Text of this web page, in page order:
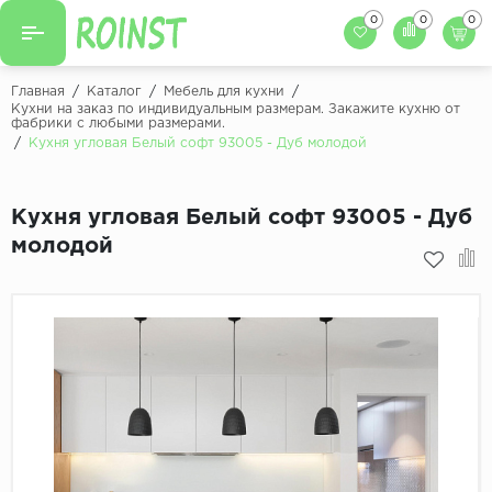
Назад
Кухни на заказ
Кухонный фартук
Мойки для кухни
Декоры столешниц
0 0 0
Главная / Каталог / Мебель для кухни
/
Кухни на заказ по индивидуальным размерам. Закажите кухню от
фабрики с любыми размерами.
/
Кухня угловая Белый софт 93005 - Дуб молодой
Кухня угловая Белый софт 93005 - Дуб
молодой